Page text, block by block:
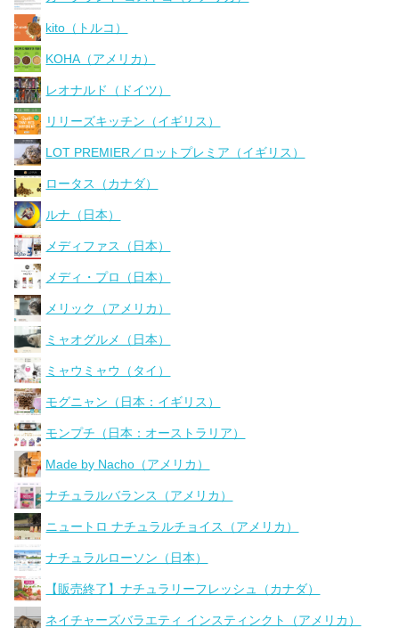
kito（トルコ）
KOHA（アメリカ）
レオナルド（ドイツ）
リリーズキッチン（イギリス）
LOT PREMIER／ロットプレミア（イギリス）
ロータス（カナダ）
ルナ（日本）
メディファス（日本）
メディ・プロ（日本）
メリック（アメリカ）
ミャオグルメ（日本）
ミャウミャウ（タイ）
モグニャン（日本：イギリス）
モンプチ（日本：オーストラリア）
Made by Nacho（アメリカ）
ナチュラルバランス（アメリカ）
ニュートロ ナチュラルチョイス（アメリカ）
ナチュラルローソン（日本）
【販売終了】ナチュラリーフレッシュ（カナダ）
ネイチャーズバラエティ インスティンクト（アメリカ）